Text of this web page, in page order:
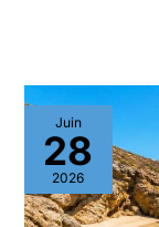
Juin
28
2026
Les
secrets
bien
gardés
de
Paradise